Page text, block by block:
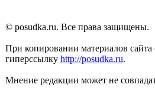
© posudka.ru. Все права защищены.
При копировании материалов сайта
гиперссылку http://posudka.ru.
Мнение редакции может не